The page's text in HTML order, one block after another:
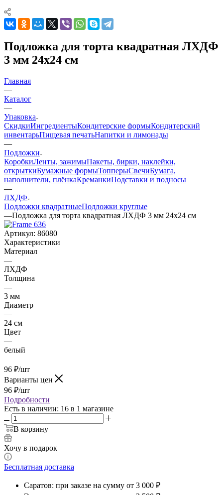
Подложка для торта квадратная ЛХДФ
3 мм 24х24 см
Главная
—
Каталог
—
Упаковка
СкидкиИнгредиентыКондитерские формыКондитерский
инвентарьПищевая печатьНапитки и лимонады
—
Подложки
КоробкиЛенты, зажимыПакеты, бирки, наклейки,
открыткиБумажные формыТопперыСвечиБумага,
наполнители, плёнкаКреманкиПодставки и подносы
—
ЛХДФ
Подложки квадратныеПодложки круглые
—Подложка для торта квадратная ЛХДФ 3 мм 24х24 см
Артикул: 86080
Характеристики
Материал
—
ЛХДФ
Толщина
—
3 мм
Диаметр
—
24 см
Цвет
—
белый
96 ₽/шт
Варианты цен
96 ₽/шт
Подробности
Есть в наличии: 16 в 1 магазине
В корзину
Хочу в подарок
Бесплатная доставка
Саратов: при заказе на сумму от 3 000 ₽